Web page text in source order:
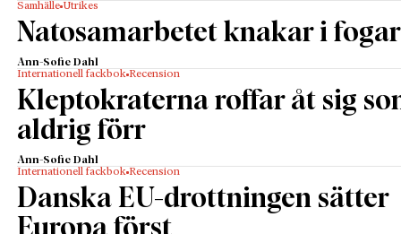
Samhälle Utrikes
Natosamarbetet knakar i
Ann-Sofie Dahl
Internationell fackbok Recension
Kleptokraterna roffar åt sig
aldrig förr
Ann-Sofie Dahl
Internationell fackbok Recension
Danska EU-drottningen sätter